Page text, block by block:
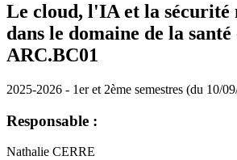
Le cloud, l'IA et la sécurité
dans le domaine de la
ARC.BC01
2025-2026 - 1er et 2ème semestres (du 10/
Responsable :
Nathalie CERRE